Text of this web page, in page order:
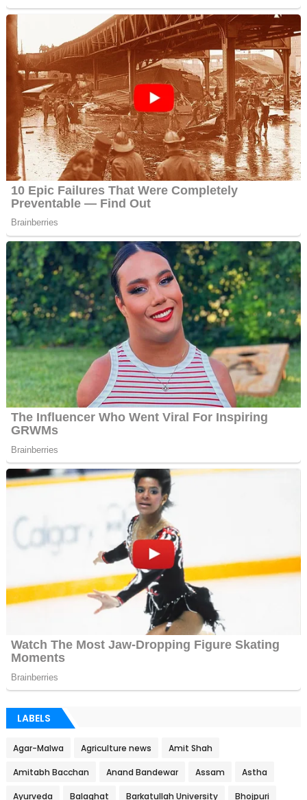
LABELS
Agar-Malwa Agriculture news Amit Shah
Amitabh Bacchan Anand Bandewar Assam Astha
Ayurveda Balaghat Barkatullah University Bhojpuri